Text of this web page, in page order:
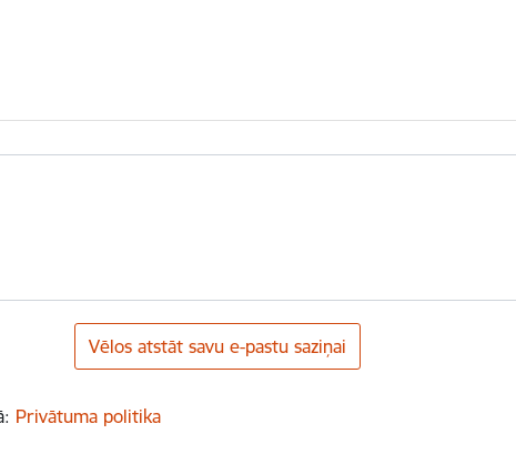
Vēlos atstāt savu e-pastu saziņai
Privātuma politika